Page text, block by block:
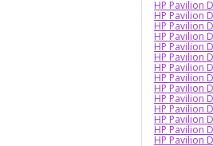
HP Pavilion
HP Pavilion
HP Pavilion
HP Pavilion
HP Pavilion
HP Pavilion
HP Pavilion
HP Pavilion
HP Pavilion
HP Pavilion
HP Pavilion
HP Pavilion
HP Pavilion
HP Pavilion